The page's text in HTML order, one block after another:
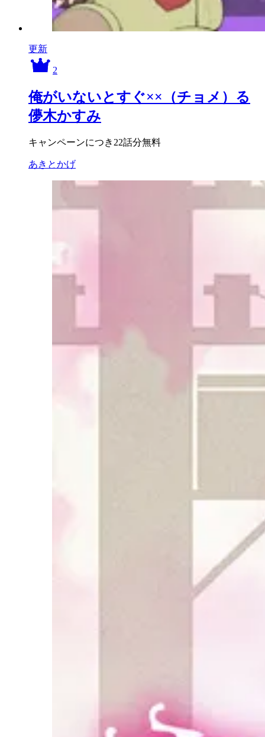
更新
2
俺がいないとすぐ××（チョメ）る
儚木かすみ
キャンペーンにつき22話分無料
あきとかげ